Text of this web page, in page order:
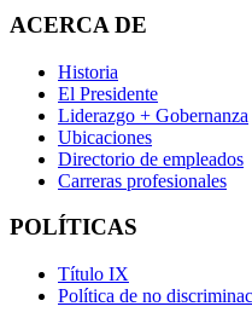
ACERCA DE
Historia
El Presidente
Liderazgo + Gobernanza
Ubicaciones
Directorio de empleados
Carreras profesionales
POLÍTICAS
Título IX
Política de no